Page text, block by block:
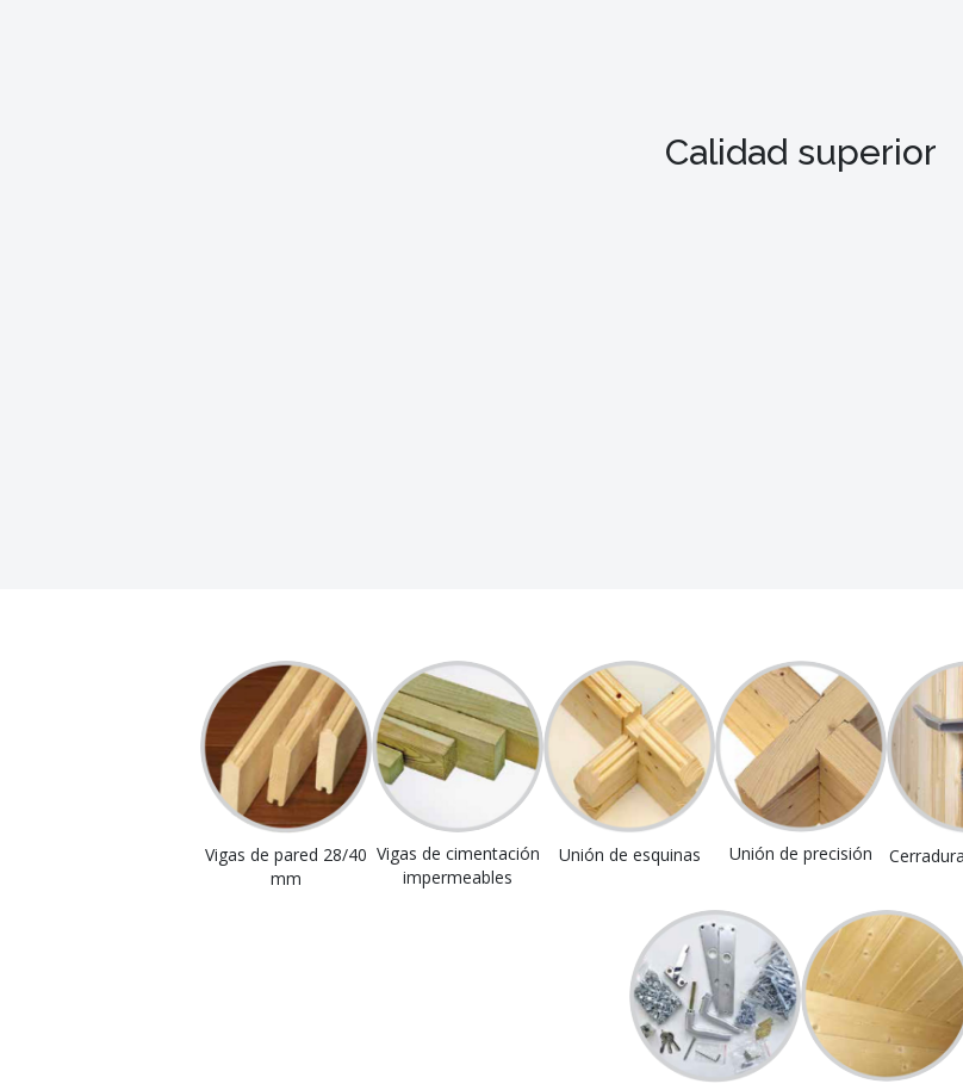
Calidad superior
Vigas de pared 28/40
mm
Vigas de cimentación
impermeables
Unión de esquinas Unión de precisión